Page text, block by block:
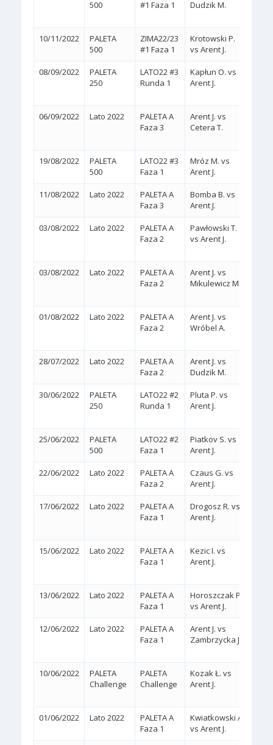
500 #1 Faza 1 Dudzik M.
10/11/2022
PALETA
500
ZIMA22/23
#1 Faza 1
Krotowski P.
vs Arent J.
08/09/2022
PALETA
250
LATO22 #3
Runda 1
Kapłun O. vs
Arent J.
06/09/2022 Lato 2022
PALETA A
Faza 3
Arent J. vs
Cetera T.
19/08/2022
PALETA
500
LATO22 #3
Faza 1
Mróz M. vs
Arent J.
11/08/2022 Lato 2022
PALETA A
Faza 3
Bomba B. vs
Arent J.
03/08/2022 Lato 2022
PALETA A
Faza 2
Pawłowski T.
vs Arent J.
03/08/2022 Lato 2022
PALETA A
Faza 2
Arent J. vs
Mikulewicz M.
01/08/2022 Lato 2022
PALETA A
Faza 2
Arent J. vs
Wróbel A.
28/07/2022 Lato 2022
PALETA A
Faza 2
Arent J. vs
Dudzik M.
30/06/2022
PALETA
250
LATO22 #2
Runda 1
Pluta P. vs
Arent J.
25/06/2022
PALETA
500
LATO22 #2
Faza 1
Piatkov S. vs
Arent J.
22/06/2022 Lato 2022
PALETA A
Faza 2
Czaus G. vs
Arent J.
17/06/2022 Lato 2022
PALETA A
Faza 1
Drogosz R. vs
Arent J.
15/06/2022 Lato 2022
PALETA A
Faza 1
Kezic I. vs
Arent J.
13/06/2022 Lato 2022
PALETA A
Faza 1
Horoszczak P.
vs Arent J.
12/06/2022 Lato 2022
PALETA A
Faza 1
Arent J. vs
Zambrzycka J.
10/06/2022
PALETA
Challenge
PALETA
Challenge
Kozak Ł. vs
Arent J.
01/06/2022 Lato 2022
PALETA A
Faza 1
Kwiatkowski A.
vs Arent J.